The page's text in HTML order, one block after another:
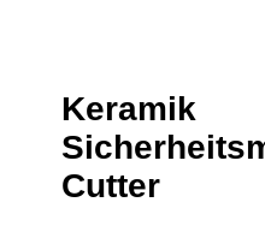
Keramik
Cutter